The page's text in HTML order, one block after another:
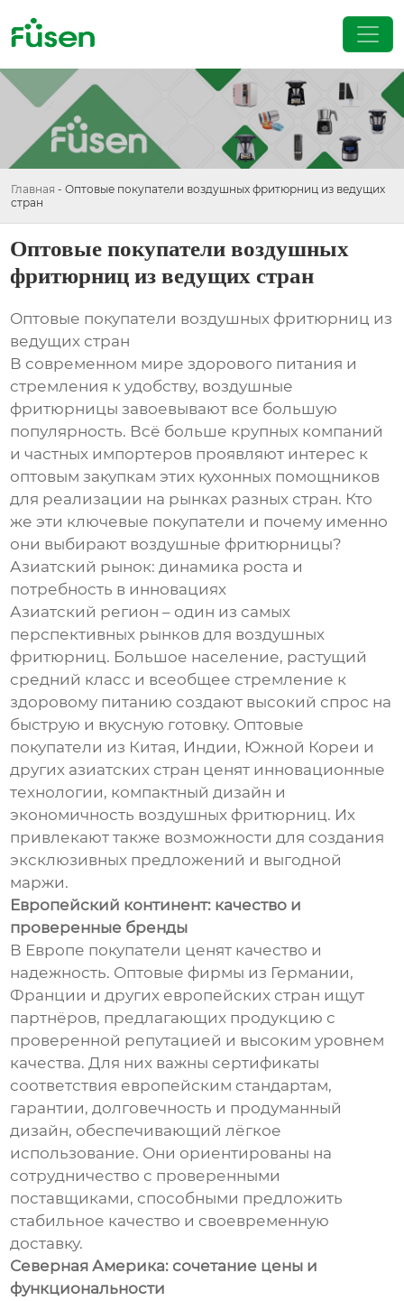
Главная - Оптовые покупатели воздушных фритюрниц из ведущих
стран
Оптовые покупатели воздушных
фритюрниц из ведущих стран
Оптовые покупатели воздушных фритюрниц из
ведущих стран
В современном мире здорового питания и
стремления к удобству, воздушные
фритюрницы завоевывают все большую
популярность. Всё больше крупных компаний
и частных импортеров проявляют интерес к
оптовым закупкам этих кухонных помощников
для реализации на рынках разных стран. Кто
же эти ключевые покупатели и почему именно
они выбирают воздушные фритюрницы?
Азиатский рынок: динамика роста и
потребность в инновациях
Азиатский регион – один из самых
перспективных рынков для воздушных
фритюрниц. Большое население, растущий
средний класс и всеобщее стремление к
здоровому питанию создают высокий спрос на
быструю и вкусную готовку. Оптовые
покупатели из Китая, Индии, Южной Кореи и
других азиатских стран ценят инновационные
технологии, компактный дизайн и
экономичность воздушных фритюрниц. Их
привлекают также возможности для создания
эксклюзивных предложений и выгодной
маржи.
Европейский континент: качество и
проверенные бренды
В Европе покупатели ценят качество и
надежность. Оптовые фирмы из Германии,
Франции и других европейских стран ищут
партнёров, предлагающих продукцию с
проверенной репутацией и высоким уровнем
качества. Для них важны сертификаты
соответствия европейским стандартам,
гарантии, долговечность и продуманный
дизайн, обеспечивающий лёгкое
использование. Они ориентированы на
сотрудничество с проверенными
поставщиками, способными предложить
стабильное качество и своевременную
доставку.
Северная Америка: сочетание цены и
функциональности